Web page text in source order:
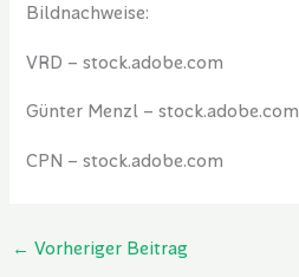
Bildnachweise:
VRD – stock.adobe.com
Günter Menzl – stock.adobe.com
CPN – stock.adobe.com
← Vorheriger Beitrag